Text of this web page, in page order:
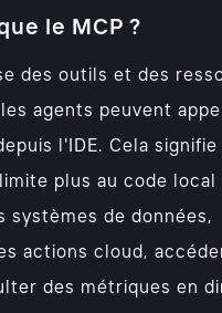
le MCP ?
des outils et des
agents peuvent
l'IDE. Cela signifie
plus au code local
systèmes de données,
actions cloud,
des métriques en